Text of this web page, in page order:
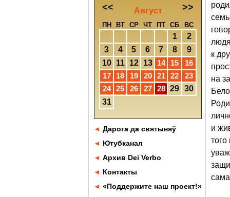
<< >>
Август
ПН ВТ СР ЧТ ПТ СБ ВС
1
2
3
4 5 6 7 8
9
10
11 12 13 14 15
16
17
18 19 20 21 22
23
24
25 26 27 28 29 30
31
◄ Дарога да святыняў
◄ Ютубканал
◄ Архив Dei Verbo
◄ Контакты
◄ «Поддержите наш проект!»
к
на
и